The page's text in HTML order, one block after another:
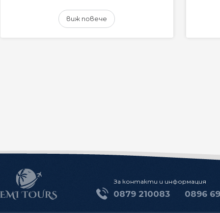
виж повече
За контакти и информация
0879 210083 0896